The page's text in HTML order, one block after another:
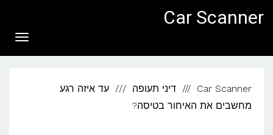
Car Scanner
Car Scanner דיני תעופה
עד איזה רגע
מחשבים את האיחור בטיסה?